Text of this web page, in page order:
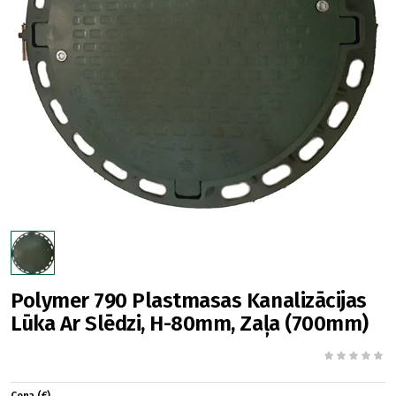
Polymer 790 Plastmasas Kanalizācijas
Lūka Ar Slēdzi, H-80mm, Zaļa (700mm)